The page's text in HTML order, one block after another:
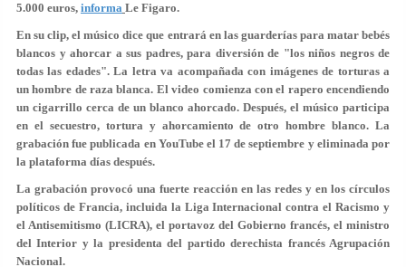
5.000 euros, informa Le Figaro.
En su clip, el músico dice que entrará en las guarderías para matar bebés
blancos y ahorcar a sus padres, para diversión de "los niños negros de
todas las edades". La letra va acompañada con imágenes de torturas a
un hombre de raza blanca. El video comienza con el rapero encendiendo
un cigarrillo cerca de un blanco ahorcado. Después, el músico participa
en el secuestro, tortura y ahorcamiento de otro hombre blanco. La
grabación fue publicada en YouTube el 17 de septiembre y eliminada por
la plataforma días después.
La grabación provocó una fuerte reacción en las redes y en los círculos
políticos de Francia, incluida la Liga Internacional contra el Racismo y
el Antisemitismo (LICRA), el portavoz del Gobierno francés, el ministro
del Interior y la presidenta del partido derechista francés Agrupación
Nacional.